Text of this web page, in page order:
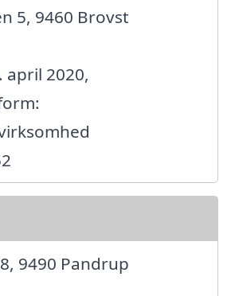
5, 9460 Brovst
april 2020,
9490 Pandrup